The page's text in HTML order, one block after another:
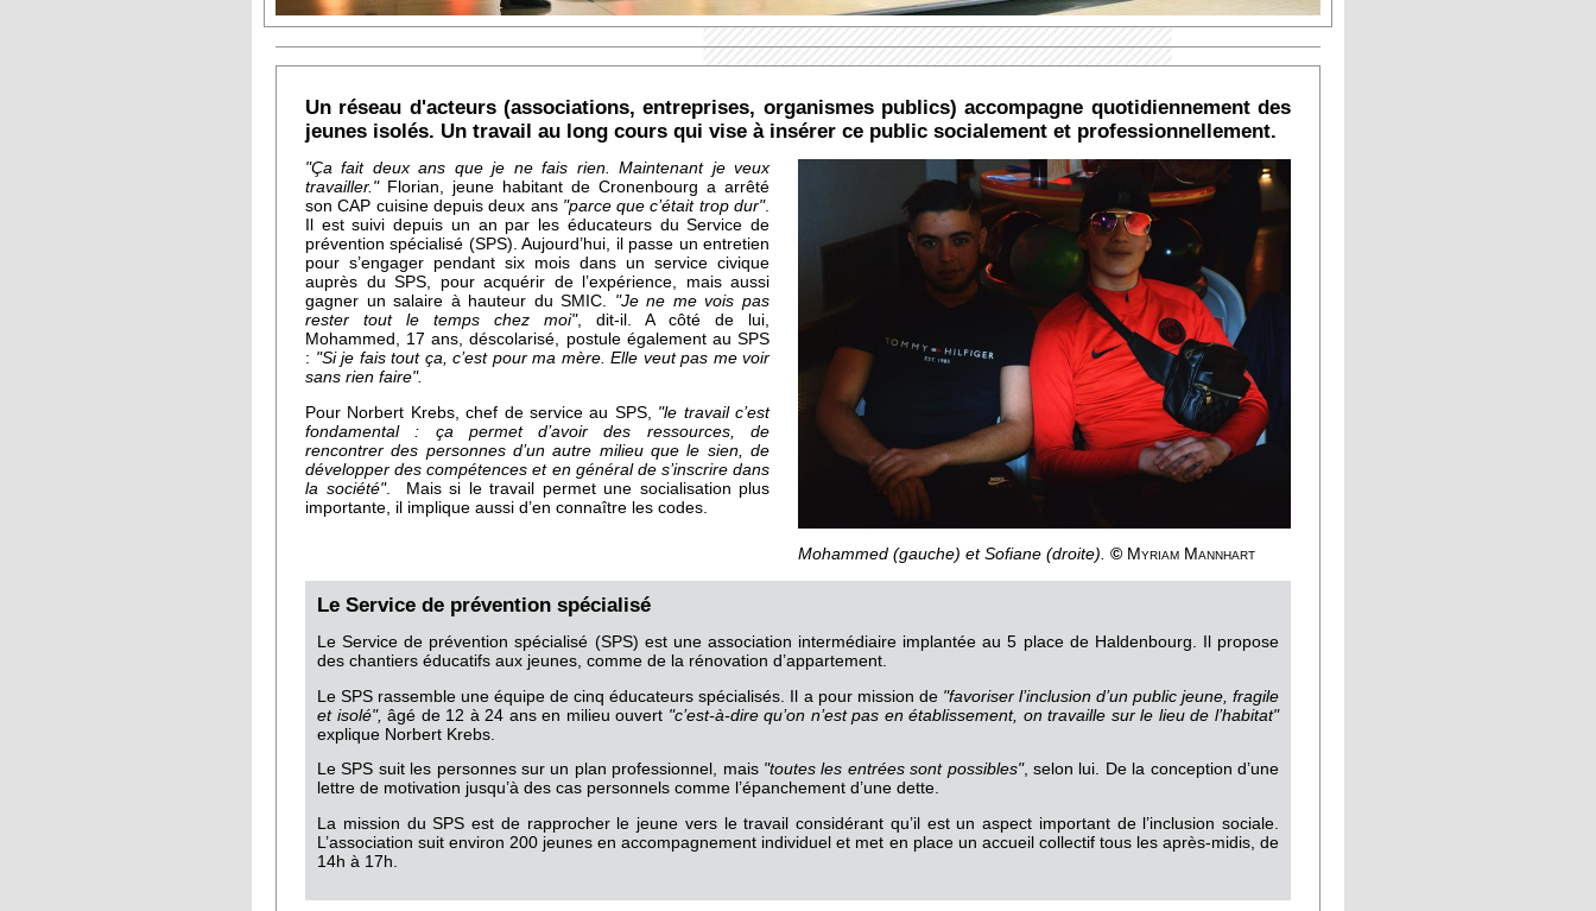
Un réseau d'acteurs (associations, entreprises, organismes publics) accompagne quotidiennement des
jeunes isolés. Un travail au long cours qui vise à insérer ce public socialement et professionnellement.
"Ça fait deux ans que je ne fais rien. Maintenant je veux
travailler."Florian, jeune habitant de Cronenbourg a arrêté
son CAP cuisine depuis deux ans "parce que c’était trop dur".
Il est suivi depuis un an par les éducateurs du Service de
prévention spécialisé (SPS). Aujourd’hui, il passe un entretien
pour s’engager pendant six mois dans un service civique
auprès du SPS, pour acquérir de l’expérience, mais aussi
gagner un salaire à hauteur du SMIC. "Je ne me vois pas
rester tout le temps chez moi", dit-il. A côté de lui,
Mohammed, 17 ans, déscolarisé, postule également au SPS
: "Si je fais tout ça, c’est pour ma mère. Elle veut pas me voir
sans rien faire".
Pour Norbert Krebs, chef de service au SPS, "le travail c’est
fondamental : ça permet d’avoir des ressources, de
rencontrer des personnes d’un autre milieu que le sien, de
développer des compétences et en général de s’inscrire dans
la société". Mais si le travail permet une socialisation plus
importante, il implique aussi d’en connaître les codes.
Mohammed (gauche) et Sofiane (droite). © Myriam Mannhart
Le Service de prévention spécialisé
Le Service de prévention spécialisé (SPS) est une association intermédiaire implantée au 5 place de Haldenbourg. Il propose
des chantiers éducatifs aux jeunes, comme de la rénovation d’appartement.
Le SPS rassemble une équipe de cinq éducateurs spécialisés. Il a pour mission de "favoriser l’inclusion d’un public jeune, fragile
et isolé", âgé de 12 à 24 ans en milieu ouvert "c’est-à-dire qu’on n’est pas en établissement, on travaille sur le lieu de l’habitat"
explique Norbert Krebs.
Le SPS suit les personnes sur un plan professionnel, mais "toutes les entrées sont possibles", selon lui. De la conception d’une
lettre de motivation jusqu’à des cas personnels comme l’épanchement d’une dette.
La mission du SPS est de rapprocher le jeune vers le travail considérant qu’il est un aspect important de l’inclusion sociale.
L’association suit environ 200 jeunes en accompagnement individuel et met en place un accueil collectif tous les après-midis, de
14h à 17h.